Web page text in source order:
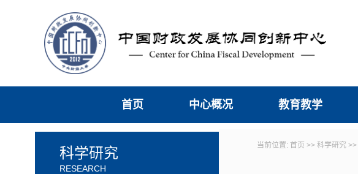
首页 中心概况 教育教学
科学研究
RESEARCH
当前位置: 首页 >> 科学研究 >>